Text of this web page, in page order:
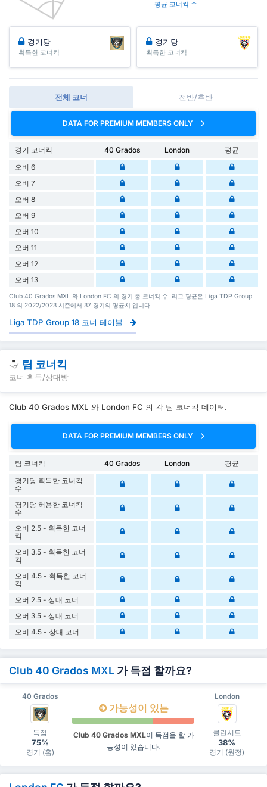
평균 코너킥 수
경기당
획득한 코너킥
경기당
획득한 코너킥
전체 코너 전반/후반
DATA FOR PREMIUM MEMBERS ONLY
경기 코너킥 40 Grados London
평균
오버 6
오버 7
오버 8
오버 9
오버 10
오버 11
오버 12
오버 13
Club 40 Grados MXL 와 London FC 의 경기 총 코너킥 수. 리그 평균은 Liga TDP Group
18 의 2022/2023 시즌에서 37 경기의 평균치 입니다.
Liga TDP Group 18 코너 테이블
팀 코너킥
코너 획득/상대방
Club 40 Grados MXL 와 London FC 의 각 팀 코너킥 데이터.
DATA FOR PREMIUM MEMBERS ONLY
팀 코너킥 40 Grados London
평균
경기당 획득한 코너킥
수
경기당 허용한 코너킥
수
오버 2.5 - 획득한 코너
킥
오버 3.5 - 획득한 코너
킥
오버 4.5 - 획득한 코너
킥
오버 2.5 - 상대 코너
오버 3.5 - 상대 코너
오버 4.5 - 상대 코너
Club 40 Grados MXL 가 득점 할까요?
40 Grados London
득점
75%
경기 (홈)
가능성이 있는
Club 40 Grados MXL이 득점을 할 가
능성이 있습니다.
클린시트
38%
경기 (원정)